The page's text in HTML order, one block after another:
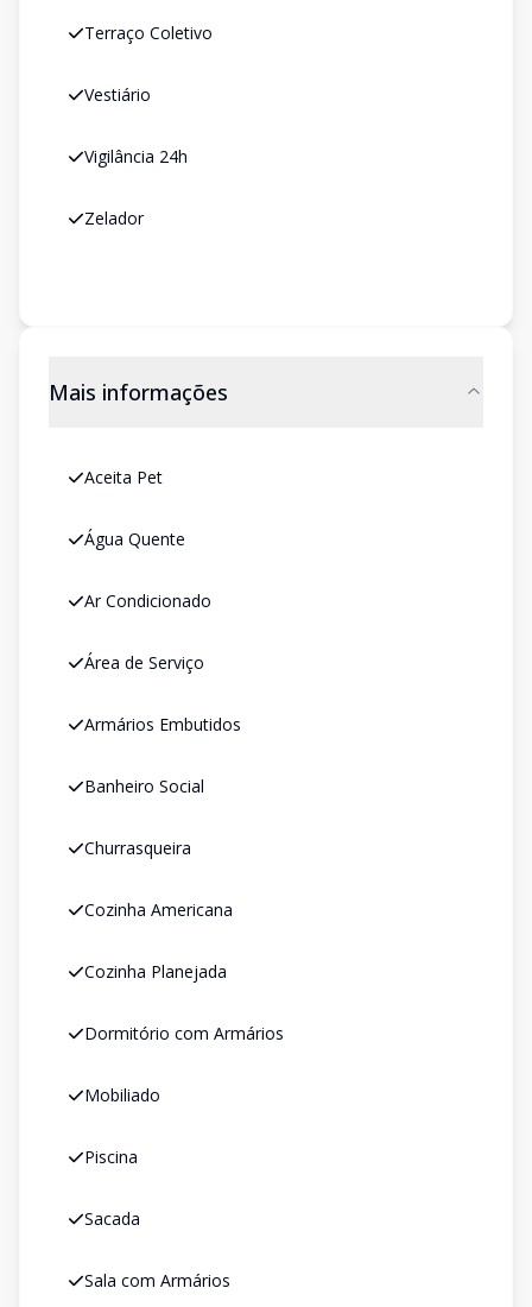
Terraço Coletivo
Vestiário
Vigilância 24h
Zelador
Mais informações
Aceita Pet
Água Quente
Ar Condicionado
Área de Serviço
Armários Embutidos
Banheiro Social
Churrasqueira
Cozinha Americana
Cozinha Planejada
Dormitório com Armários
Mobiliado
Piscina
Sacada
Sala com Armários